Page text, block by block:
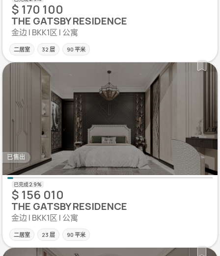
$ 170 100
THE GATSBY RESIDENCE
金边 | BKK1区 | 公寓
二居室 32 层 90 平米
已售出
$ 156 010
THE GATSBY RESIDENCE
金边 | BKK1区 | 公寓
二居室 23 层 90 平米